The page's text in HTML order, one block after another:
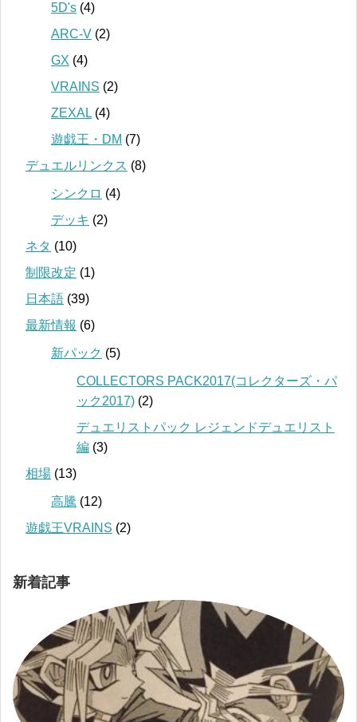
5D's (4)
ARC-V (2)
GX (4)
VRAINS (2)
ZEXAL (4)
遊戯王・DM (7)
デュエルリンクス (8)
シンクロ (4)
デッキ (2)
ネタ (10)
制限改定 (1)
日本語 (39)
最新情報 (6)
新パック (5)
COLLECTORS PACK2017(コレクターズ・パ
ック2017) (2)
デュエリストパック レジェンドデュエリスト
編 (3)
相場 (13)
高騰 (12)
遊戯王VRAINS (2)
新着記事